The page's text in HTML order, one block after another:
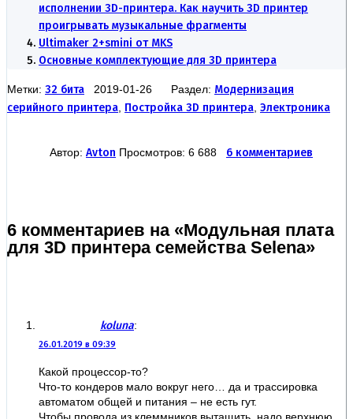
исполнении 3D-принтера. Как научить 3D принтер
проигрывать музыкальные фрагменты
Ultimaker 2+smini от MKS
Основные комплектующие для 3D принтера
Метки: 32 бита 2019-01-26 Раздел: Модернизация
серийного принтера Постройка 3D принтера Электроника
Автор: Avton Просмотров: 6 688 6 комментариев
6 комментариев на «Модульная плата
для 3D принтера семейства Selena»
koluna:
26.01.2019 в 09:39
Какой процессор-то?
Что-то кондеров мало вокруг него… да и трассировка
автоматом общей и питания – не есть гут.